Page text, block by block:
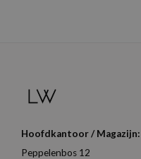
Hoofdkantoor / Magazijn:
Peppelenbos 12